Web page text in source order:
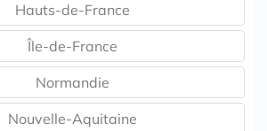
Hauts-de-France
Île-de-France
Normandie
Nouvelle-Aquitaine